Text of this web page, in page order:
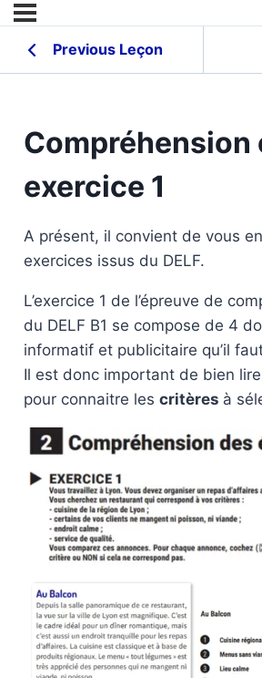
Previous Leçon
Compréhension
exercice 1
A présent, il convient de vous
exercices issus du DELF.
L’exercice 1 de l’épreuve de
du DELF B1 se compose de 4
informatif et publicitaire qu’il
Il est donc important de bien
pour connaitre les critères à